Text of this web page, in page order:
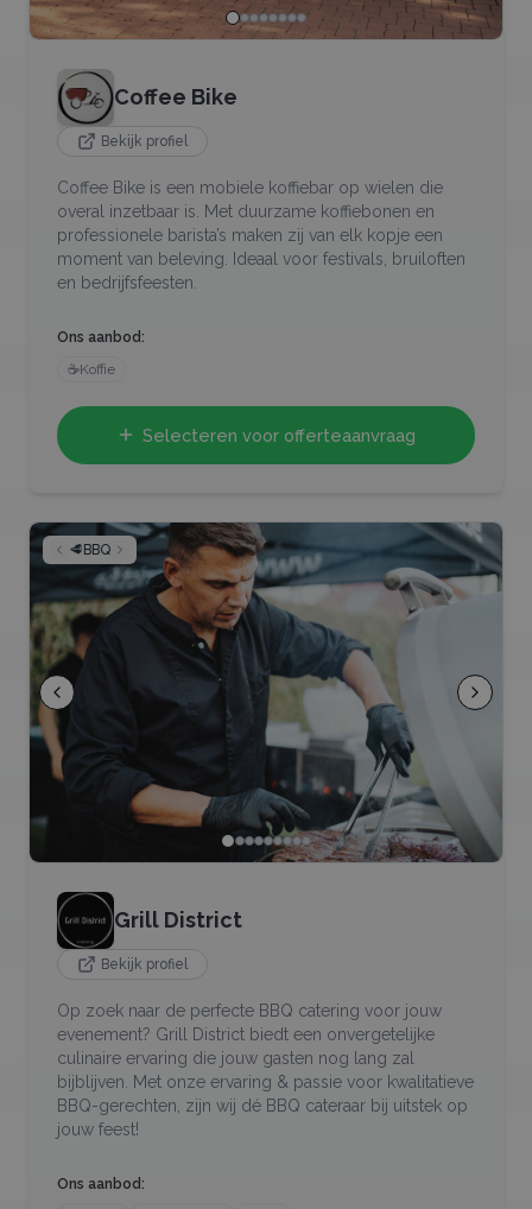
Coffee Bike
Bekijk profiel
Coffee Bike is een mobiele koffiebar op wielen die
overal inzetbaar is. Met duurzame koffiebonen en
professionele barista’s maken zij van elk kopje een
moment van beleving. Ideaal voor festivals, bruiloften
en bedrijfsfeesten.
Ons aanbod:
☕Koffie
Selecteren voor offerteaanvraag
🥩BBQ
Grill District
Bekijk profiel
Op zoek naar de perfecte BBQ catering voor jouw
evenement? Grill District biedt een onvergetelijke
culinaire ervaring die jouw gasten nog lang zal
bijblijven. Met onze ervaring & passie voor kwalitatieve
BBQ-gerechten, zijn wij dé BBQ cateraar bij uitstek op
jouw feest!
Ons aanbod: